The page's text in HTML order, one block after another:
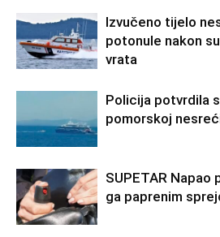
Izvučeno tijelo
potonule nakon
vrata
Policija potvrdila
pomorskoj
SUPETAR
ga paprenim